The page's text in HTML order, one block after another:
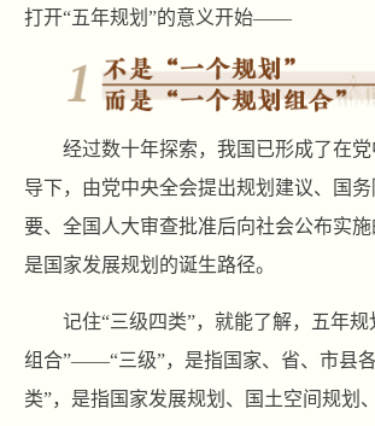
打开“五年规划”的意义开始——
经过数十年探索，我国已形成了在
导下，由党中央全会提出规划建议、国务
要、全国人大审查批准后向社会公布实
是国家发展规划的诞生路径。
记住“三级四类”，就能了解，五年规
组合”——“三级”，是指国家、省、市县
类”，是指国家发展规划、国土空间规划